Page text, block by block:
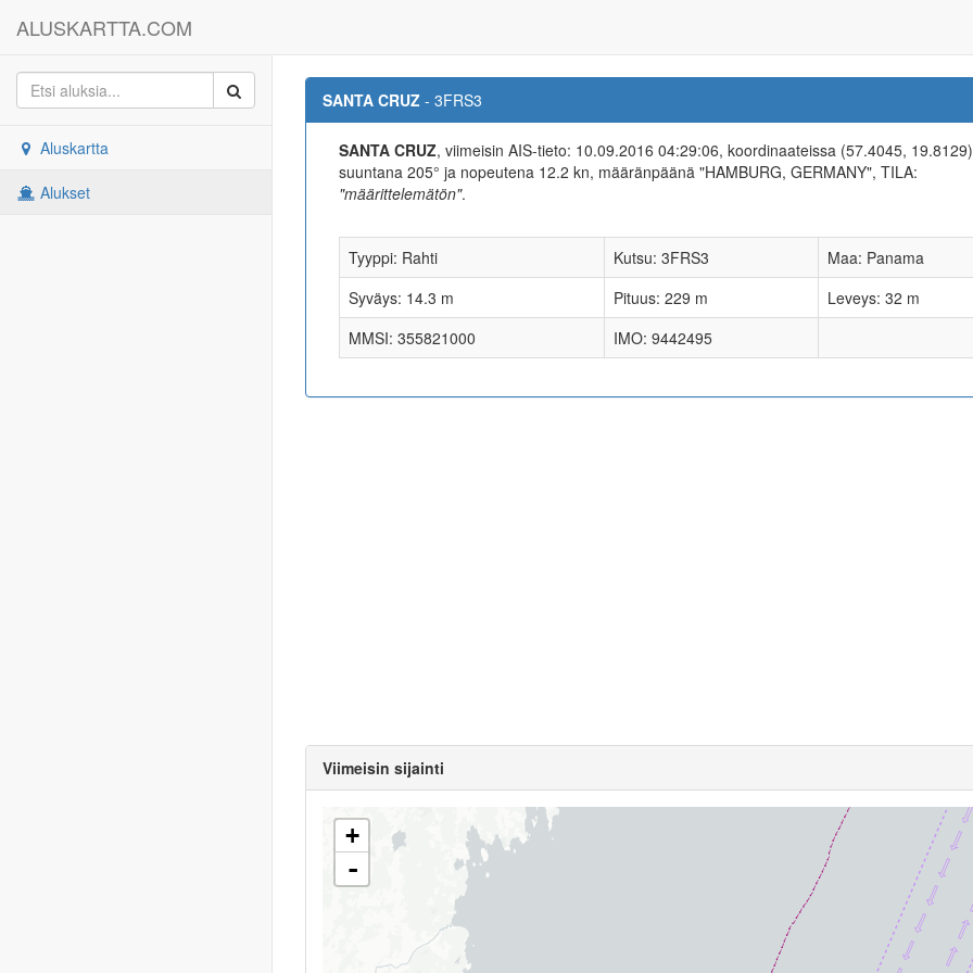
ALUSKARTTA.COM
Aluskartta
Alukset
SANTA CRUZ - 3FRS3
SANTA CRUZ, viimeisin AIS-tieto: 10.09.2016 04:29:06, koordinaateissa (57.4045,
suuntana 205° ja nopeutena 12.2 kn, määränpäänä "HAMBURG, GERMANY", TILA:
"määrittelemätön".
Tyyppi: Rahti Kutsu: 3FRS3
Maa: Panama
Syväys: 14.3 m
Pituus: 229 m
Leveys: 32 m
MMSI: 355821000
IMO: 9442495
Viimeisin sijainti
+
-